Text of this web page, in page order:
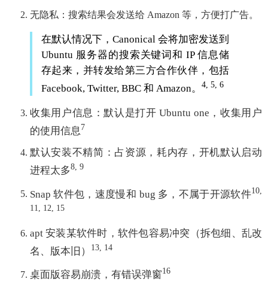
无隐私：搜索结果会发送给 Amazon 等，方便打广告。
在默认情况下，Canonical 会将加密发送到
Ubuntu 服务器的搜索关键词和 IP 信息储
存起来，并转发给第三方合作伙伴，包括
Facebook, Twitter, BBC 和 Amazon。
4, 5, 6
收集用户信息：默认是打开 Ubuntu one，收集用户
的使用信息7
默认安装不精简：占资源，耗内存，开机默认启动
进程太多8, 9
Snap 软件包，速度慢和 bug 多，不属于开源软件10,
11, 12, 15
apt 安装某软件时，软件包容易冲突（拆包细、乱改
名、版本旧）
13, 14
桌面版容易崩溃，有错误弹窗16